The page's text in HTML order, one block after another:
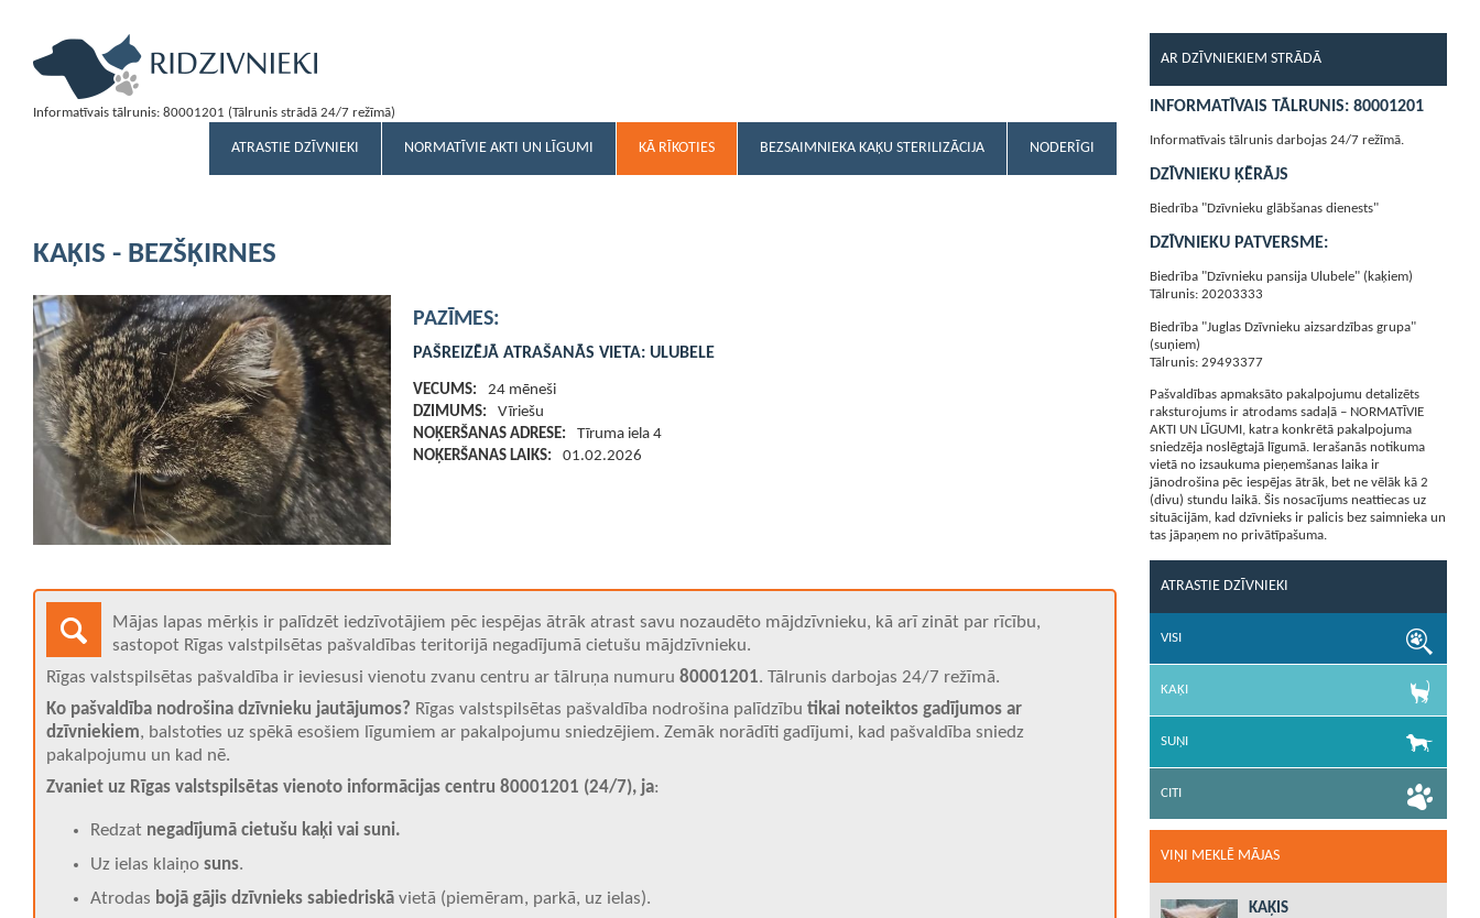
Informatīvais tālrunis: 80001201 (Tālrunis strādā 24/7 režīmā)
ATRASTIE DZĪVNIEKI NORMATĪVIE AKTI UN LĪGUMI KĀ RĪKOTIES BEZSAIMNIEKA KAĶU STERILIZĀCIJA NODERĪGI
KAĶIS - BEZŠĶIRNES
PAZĪMES:
PAŠREIZĒJĀ ATRAŠANĀS VIETA: ULUBELE
VECUMS:
24 mēneši
DZIMUMS:
Vīriešu
NOĶERŠANAS ADRESE:
Tīruma iela 4
NOĶERŠANAS LAIKS:
01.02.2026
Mājas lapas mērķis ir palīdzēt iedzīvotājiem pēc iespējas ātrāk atrast savu nozaudēto mājdzīvnieku, kā arī zināt par rīcību,
sastopot Rīgas valstpilsētas pašvaldības teritorijā negadījumā cietušu mājdzīvnieku.
Rīgas valstspilsētas pašvaldība ir ieviesusi vienotu zvanu centru ar tālruņa numuru 80001201. Tālrunis darbojas 24/7 režīmā.
Ko pašvaldība nodrošina dzīvnieku jautājumos? Rīgas valstspilsētas pašvaldība nodrošina palīdzību tikai noteiktos gadījumos ar
dzīvniekiem, balstoties uz spēkā esošiem līgumiem ar pakalpojumu sniedzējiem. Zemāk norādīti gadījumi, kad pašvaldība sniedz
pakalpojumu un kad nē.
Zvaniet uz Rīgas valstspilsētas vienoto informācijas centru 80001201 (24/7), ja:
Redzat negadījumā cietušu kaķi vai suni.
Uz ielas klaiņo suns.
Atrodas bojā gājis dzīvnieks sabiedriskā vietā (piemēram, parkā, uz ielas).
AR DZĪVNIEKIEM STRĀDĀ
INFORMATĪVAIS TĀLRUNIS: 80001201
Informatīvais tālrunis darbojas 24/7 režīmā.
DZĪVNIEKU ĶĒRĀJS
Biedrība "Dzīvnieku glābšanas dienests"
DZĪVNIEKU PATVERSME:
Biedrība "Dzīvnieku pansija Ulubele" (kaķiem)
Tālrunis: 20203333
Biedrība "Juglas Dzīvnieku aizsardzības grupa"
(suņiem)
Tālrunis: 29493377
Pašvaldības apmaksāto pakalpojumu detalizēts
raksturojums ir atrodams sadaļā – NORMATĪVIE
AKTI UN LĪGUMI, katra konkrētā pakalpojuma
sniedzēja noslēgtajā līgumā. Ierašanās notikuma
vietā no izsaukuma pieņemšanas laika ir
jānodrošina pēc iespējas ātrāk, bet ne vēlāk kā 2
(divu) stundu laikā. Šis nosacījums neattiecas uz
situācijām, kad dzīvnieks ir palicis bez saimnieka un
tas jāpaņem no privātīpašuma.
ATRASTIE DZĪVNIEKI
VISI
KAĶI
SUŅI
CITI
VIŅI MEKLĒ MĀJAS
KAĶIS